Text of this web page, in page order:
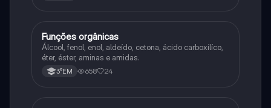
Química
Funções orgânicas
Álcool, fenol, enol, aldeído, cetona, ácido carboxilíco,
éter, éster, aminas e amidas.
3°EM 658 24